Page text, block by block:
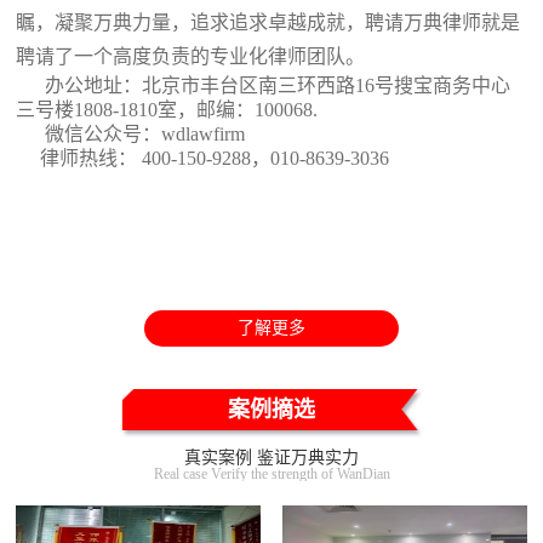
瞩，凝聚万典力量，追求追求卓越成就，聘请万典律师就是
聘请了一个高度负责的专业化律师团队。
办公地址：北京市丰台区南三环西路16号搜宝商务中心
三号楼1808-1810室 ，邮编：100068.
微信公众号：wdlawfirm
律师热线： 400-150-9288，010-8639-3036
了解更多
案例摘选
真实案例 鉴证万典实力
Real case Verify the strength of WanDian